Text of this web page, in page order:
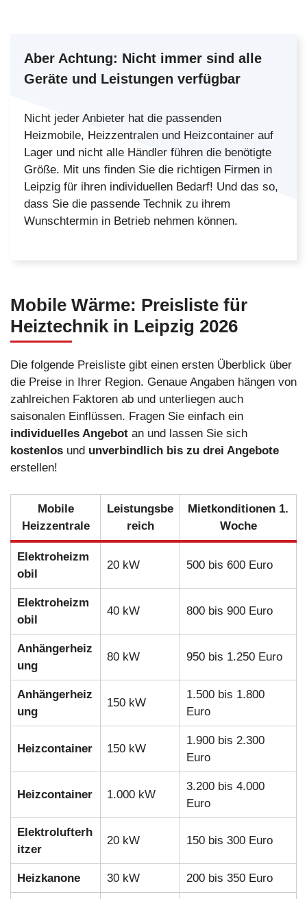
Aber Achtung: Nicht immer sind alle
Geräte und Leistungen verfügbar
Nicht jeder Anbieter hat die passenden
Heizmobile, Heizzentralen und Heizcontainer auf
Lager und nicht alle Händler führen die benötigte
Größe. Mit uns finden Sie die richtigen Firmen in
Leipzig für ihren individuellen Bedarf! Und das so,
dass Sie die passende Technik zu ihrem
Wunschtermin in Betrieb nehmen können.
Mobile Wärme: Preisliste für
Heiztechnik in Leipzig 2026
Die folgende Preisliste gibt einen ersten Überblick über
die Preise in Ihrer Region. Genaue Angaben hängen von
zahlreichen Faktoren ab und unterliegen auch
saisonalen Einflüssen. Fragen Sie einfach ein
individuelles Angebot an und lassen Sie sich
kostenlos und unverbindlich bis zu drei Angebote
erstellen!
Mobile
Heizzentrale
Leistungsbe
reich
Mietkonditionen 1.
Woche
Elektroheizm
obil
20 kW 500 bis 600 Euro
Elektroheizm
obil
40 kW 800 bis 900 Euro
Anhängerheiz
ung
80 kW 950 bis 1.250 Euro
Anhängerheiz
ung
150 kW
1.500 bis 1.800
Euro
Heizcontainer 150 kW
1.900 bis 2.300
Euro
Heizcontainer 1.000 kW
3.200 bis 4.000
Euro
Elektrolufterh
itzer
20 kW 150 bis 300 Euro
Heizkanone 30 kW 200 bis 350 Euro